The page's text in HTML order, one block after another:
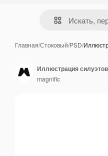
Главная/Стоковый/PSD/
Иллюстрация
magnific